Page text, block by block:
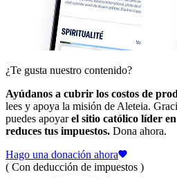
¿Te gusta nuestro contenido?
Ayúdanos a cubrir los costos de
lees y apoya la misión de Aleteia.
puedes apoyarel sitio católico líder
reduces tus impuestos. Dona ahora.
Hago una donación ahora
( Con deducción de impuestos )